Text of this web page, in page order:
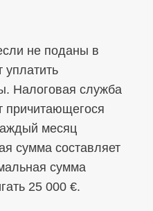
не поданы в
уплатить
Налоговая служба
причитающегося
месяц
сумма составляет
сумма
25 000 €.